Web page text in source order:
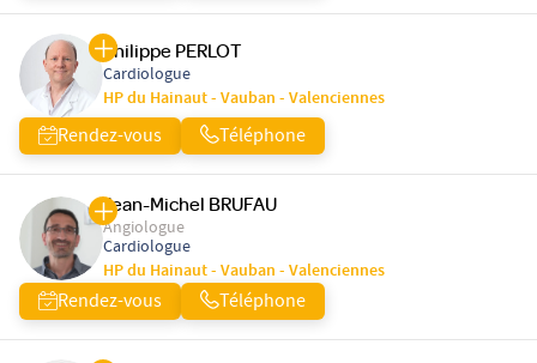
Philippe PERLOT
Cardiologue
HP du Hainaut - Vauban - Valenciennes
Rendez-vous Téléphone
Jean-Michel BRUFAU
Angiologue
Cardiologue
HP du Hainaut - Vauban - Valenciennes
Rendez-vous Téléphone